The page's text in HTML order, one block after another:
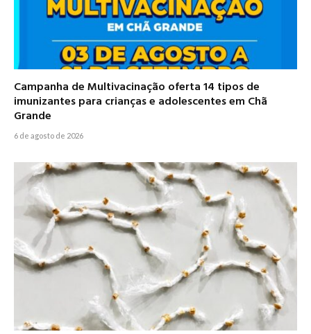
Campanha de Multivacinação oferta 14 tipos de
imunizantes para crianças e adolescentes em Chã
Grande
6 de agosto de 2026